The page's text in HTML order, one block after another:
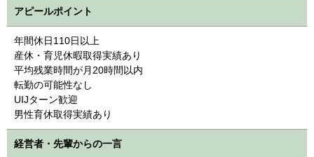
アピールポイント
年間休日110日以上
産休・育児休暇取得実績あり
平均残業時間が月20時間以内
転勤の可能性なし
UIJターン歓迎
男性育休取得実績あり
経営者・先輩からの一言